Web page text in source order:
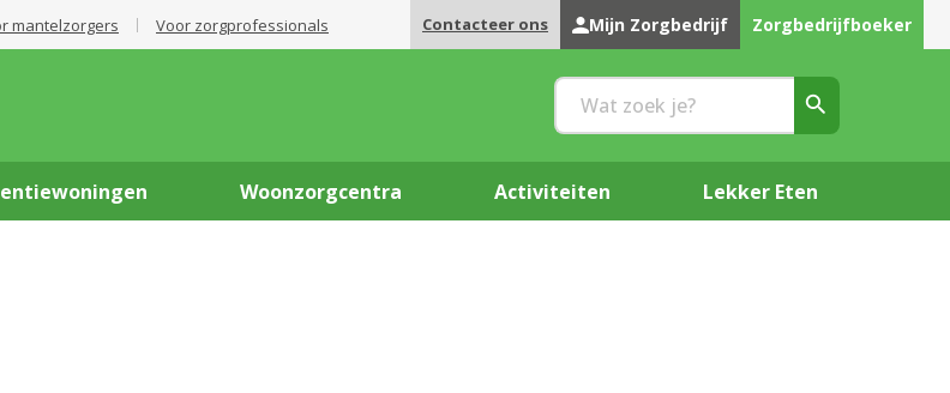
mantelzorgers Voor zorgprofessionals Contacteer ons Mijn Zorgbedrijf Zorgbedrijfboeker
Woonzorgcentra Activiteiten Lekker Eten